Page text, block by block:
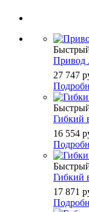
Привод
27 747
Гибкий
16 554
Гибкий
17 871